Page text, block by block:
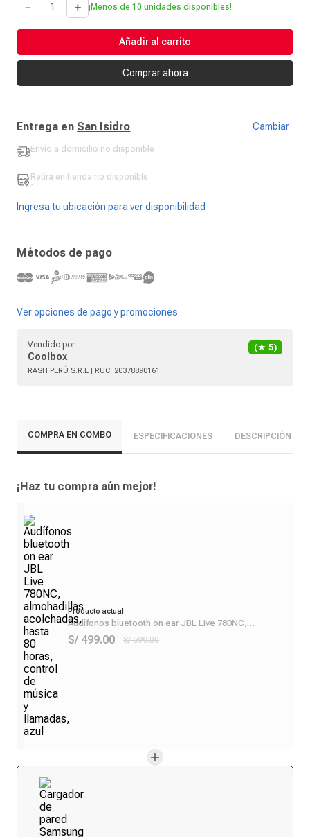
＋
－ ¡Menos de 10 unidades disponibles!
Añadir al carrito
Comprar ahora
Entrega en San Isidro Cambiar
Envío a domicilio no disponible
-
Retira en tienda no disponible
-
Ingresa tu ubicación para ver disponibilidad
Métodos de pago
Ver opciones de pago y promociones
Vendido por
Coolbox
(★ 5)
RASH PERÚ S.R.L | RUC: 20378890161
COMPRA EN COMBO ESPECIFICACIONES DESCRIPCIÓN
¡Haz tu compra aún mejor!
Producto actual
Audífonos bluetooth on ear JBL Live 780NC,
almohadillas acolchadas, hasta 80 horas, control de
música y llamadas, azul
S/ 499.00 S/ 599.00